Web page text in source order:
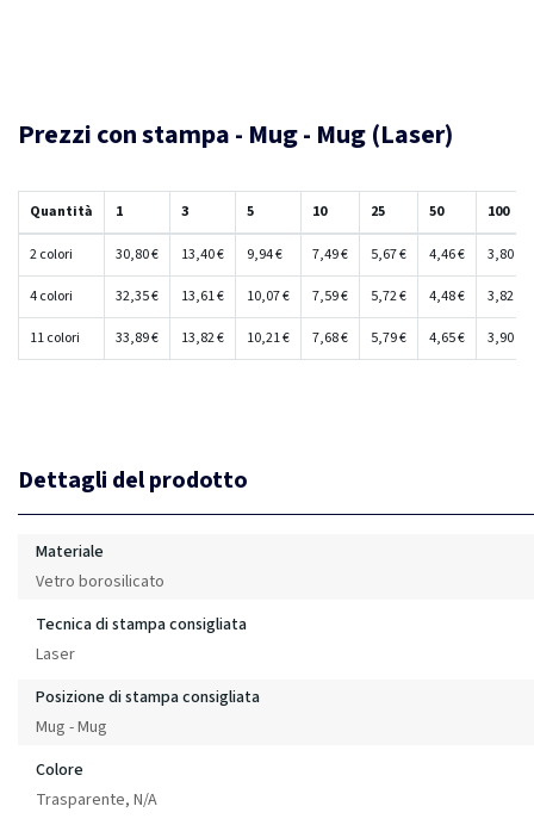
Prezzi con stampa - Mug - Mug (Laser)
Quantità 1 3 5 10 25 50 100
2 colori 30,80 € 13,40 € 9,94 € 7,49 € 5,67 € 4,46 € 3,80 €
4 colori 32,35 € 13,61 € 10,07 € 7,59 € 5,72 € 4,48 € 3,82 €
11 colori 33,89 € 13,82 € 10,21 € 7,68 € 5,79 € 4,65 € 3,90 €
Dettagli del prodotto
Materiale
Vetro borosilicato
Tecnica di stampa consigliata
Laser
Posizione di stampa consigliata
Mug - Mug
Colore
Trasparente, N/A